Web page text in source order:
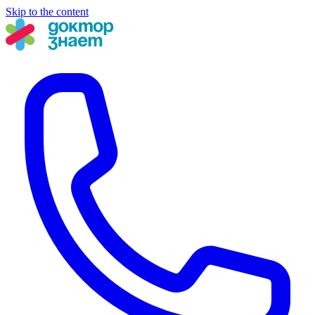
Skip to the content